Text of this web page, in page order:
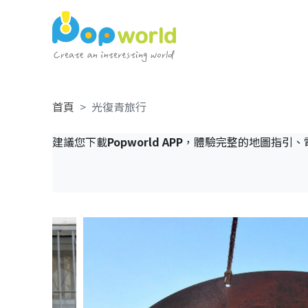
首頁 光復青旅行
建議您下載Popworld APP，體驗完整的地圖指引